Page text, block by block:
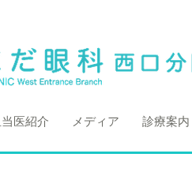
医紹介 メディア 診療案内